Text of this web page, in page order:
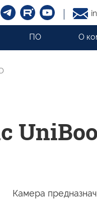
ПО О
Камера